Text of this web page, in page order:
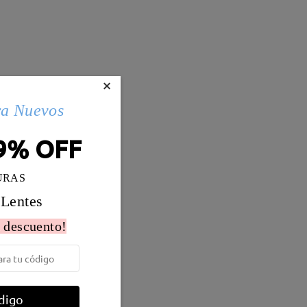
Peso:
×
Nuevos
OFF
descuento!